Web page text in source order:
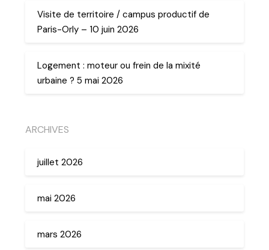
Visite de territoire / campus productif de
Paris-Orly – 10 juin 2026
Logement : moteur ou frein de la mixité
urbaine ? 5 mai 2026
ARCHIVES
juillet 2026
mai 2026
mars 2026